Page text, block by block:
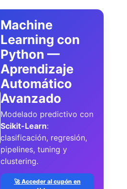
Machine
Learning con
Python —
Aprendizaje
Automático
Avanzado
Modelado predictivo con
Scikit-Learn:
clasificación, regresión,
pipelines, tuning y
clustering.
🚀 Acceder al cupón en